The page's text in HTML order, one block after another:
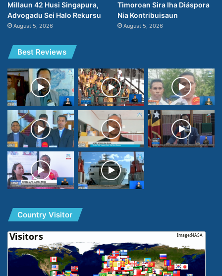
Millaun 42 Husi Singapura,
Advogadu Sei Halo Rekursu
August 5, 2026
Timoroan Sira Iha Diáspora
Nia Kontribuisaun
August 5, 2026
Best Reviews
Country Visitor